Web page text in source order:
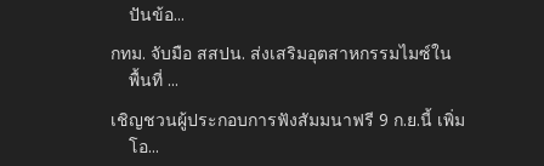
ปันข้อ...
กทม. จับมือ สสปน. ส่งเสริมอุตสาหกรรมไมซ์ใน
พื้นที่ ...
เชิญชวนผู้ประกอบการฟังสัมมนาฟรี 9 ก.ย.นี้ เพิ่ม
โอ...